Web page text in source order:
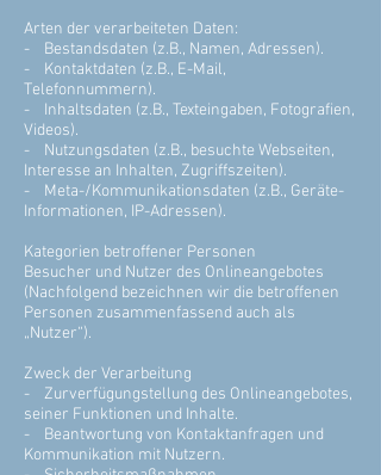
Arten der verarbeiteten Daten:
- Bestandsdaten (z.B., Namen, Adressen).
- Kontaktdaten (z.B., E-Mail,
Telefonnummern).
- Inhaltsdaten (z.B., Texteingaben, Fotografien,
Videos).
- Nutzungsdaten (z.B., besuchte Webseiten,
Interesse an Inhalten, Zugriffszeiten).
- Meta-/Kommunikationsdaten (z.B., Geräte-
Informationen, IP-Adressen).
Kategorien betroffener Personen
Besucher und Nutzer des Onlineangebotes
(Nachfolgend bezeichnen wir die betroffenen
Personen zusammenfassend auch als
„Nutzer“).
Zweck der Verarbeitung
- Zurverfügungstellung des Onlineangebotes,
seiner Funktionen und Inhalte.
- Beantwortung von Kontaktanfragen und
Kommunikation mit Nutzern.